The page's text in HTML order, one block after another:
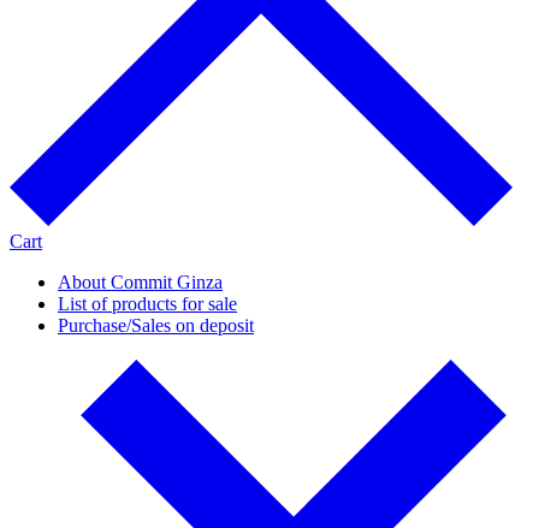
Cart
About Commit Ginza
List of products for sale
Purchase/Sales on deposit